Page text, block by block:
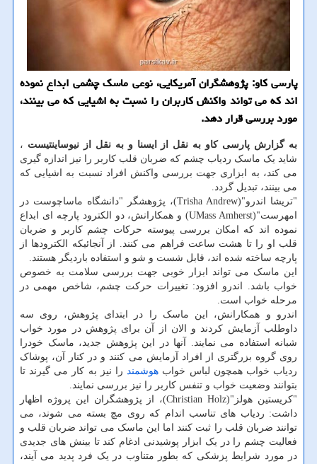
پارسی كاو: پژوهشگران آمریكایی، نوعی ماسك چشمی ابداع نموده
اند كه می تواند واكنش كاربران را نسبت به اشیایی كه می بینند،
مورد بررسی قرار دهد.
به گزارش پارسی کاو به نقل از ایسنا و به نقل از نیوساینتیست ،
شاید یک ماسک ردیاب چشم که ضربان قلب کاربر را نیز اندازه گیری
می کند، به ابزاری جهت بررسی واکنش افراد نسبت به اشیایی که
می بینند، تبدیل گردد.
"تریشا اندرو"(Trisha Andrew)، پژوهشگر "دانشگاه ماساچوست در
امهرست"(UMass Amherst) و همکارانش، دو الکترود پارچه ای ابداع
نموده اند که امکان بررسی پیوسته حرکات چشم کاربر و ضربان
قلب او را تا هشت ساعت فراهم می کنند. از آنجائیکه الکترودها از
پارچه ساخته شده اند، قابل شست و شو و استفاده باردیگر هستند.
این ماسک می تواند ابزار خوبی جهت بررسی سلامت به خصوص
خواب باشد. اندرو افزود: تغییرات حرکت چشم، شاخص مهمی در
مرحله خواب است.
اندرو و همکارانش، این ماسک را در ابتدای پژوهش، روی سه
داوطلب آزمایش کردند و الان از آن برای پژوهش در مورد خواب
شبانه استفاده می نمایند. آنها در این پژوهش جدید، ماسک خودرا
روی گروه بزرگتری از افراد آزمایش می کنند و در کنار آن، پوشاک
ردیاب خواب همچون لباس خواب هوشمندرا نیز به کار می گیرند تا
بتوانند وضعیت خواب و تنفس کاربر را نیز بررسی نمایند.
"کریستین هولز"(Christian Holz)، از پژوهشگران این پروژه اظهار
داشت: ردیاب های تناسب اندام که روی مچ بسته می شوند، می
توانند ضربان قلب را ثبت کنند اما این ماسک می تواند ضربان قلب و
فعالیت چشم را در یک ابزار پوشیدنی ادغام کند تا بینش های جدیدی
در مورد شرایط پزشکی که بطور متناوب در یک فرد پدید می آیند،